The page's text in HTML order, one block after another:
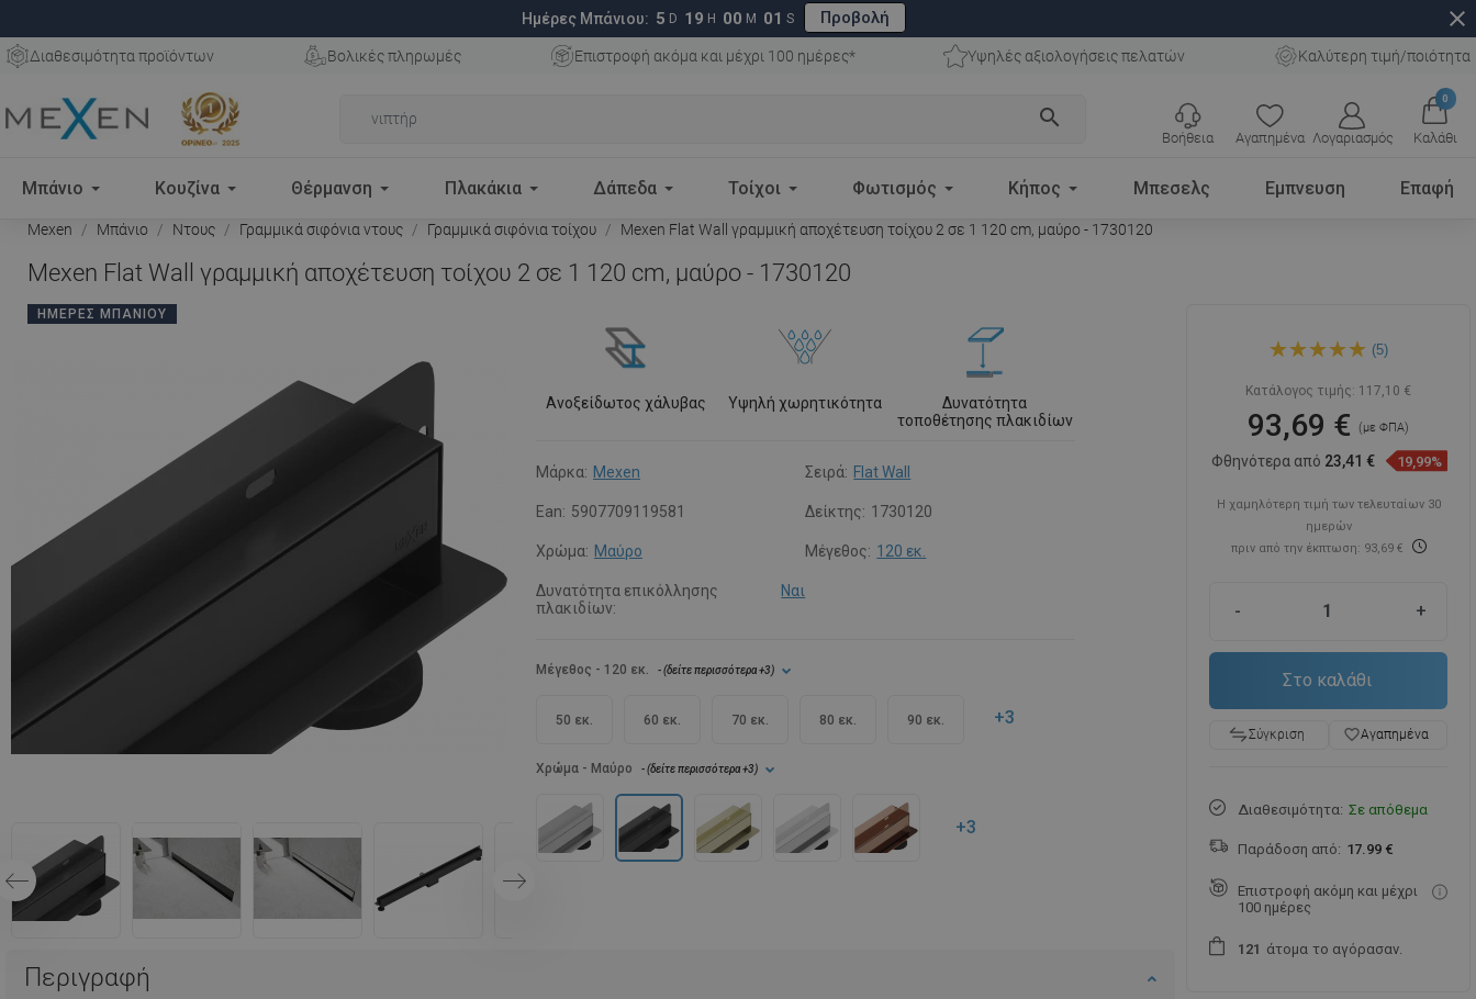
Ημέρες Μπάνιου: 5 D 19 H 00 M 00 S Προβολή close
Διαθεσιμότητα προϊόντων Βολικές πληρωμές Επιστροφή ακόμα και μέχρι 100 ημέρες* Υψηλές αξιολογήσεις πελατών Καλύτερη τιμή/ποιότητα
search
Αγαπημένα Λογαριασμός
0
Καλάθι
Βοήθεια
Μπάνιο Κουζίνα Θέρμανση Πλακάκια Δάπεδα Τοίχοι Φωτισμός Κήπος Μπεσελς Εμπνευση Επαφή
Mexen Μπάνιο Ντους Γραμμικά σιφόνια ντους Γραμμικά σιφόνια τοίχου Mexen Flat Wall γραμμική αποχέτευση τοίχου 2 σε 1 120 cm, μαύρο - 1730120
Mexen Flat Wall γραμμική αποχέτευση τοίχου 2 σε 1 120 cm, μαύρο - 1730120
ΗΜΈΡΕΣ ΜΠΆΝΙΟΥ
Ανοξείδωτος χάλυβας Υψηλή χωρητικότητα
Δυνατότητα
τοποθέτησης πλακιδίων
Μάρκα: Mexen Σειρά: Flat Wall
Ean: 5907709119581 Δείκτης: 1730120
Χρώμα: Μαύρο Μέγεθος: 120 εκ.
Δυνατότητα επικόλλησης
πλακιδίων:
Ναι
Μέγεθος - 120 εκ. - (δείτε περισσότερα+3)
50 εκ. 60 εκ. 70 εκ. 80 εκ. 90 εκ. +3
Χρώμα - Μαύρο - (δείτε περισσότερα+3)
+3
Περιγραφή
αποχέτευση τοίχου 2 σε 1
(5)
Κατάλογος τιμής: 117,10 €
93,69 €(με ΦΠΑ)
Φθηνότερα από 23,41 € 19,99%
Η χαμηλότερη τιμή των τελευταίων 30
ημερών
πριν από την έκπτωση: 93,69 €
- +
Στο καλάθι
Σύγκριση favorite_borderΑγαπημένα
Διαθεσιμότητα: Σε απόθεμα
Παράδοση από: 17.99 €
Επιστροφή ακόμη και μέχρι
100 ημέρες
1 21 άτομα το αγόρασαν.